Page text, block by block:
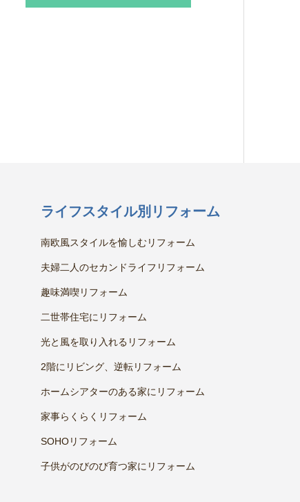
ライフスタイル別リフォーム
南欧風スタイルを愉しむリフォーム
夫婦二人のセカンドライフリフォーム
趣味満喫リフォーム
二世帯住宅にリフォーム
光と風を取り入れるリフォーム
2階にリビング、逆転リフォーム
ホームシアターのある家にリフォーム
家事らくらくリフォーム
SOHOリフォーム
子供がのびのび育つ家にリフォーム